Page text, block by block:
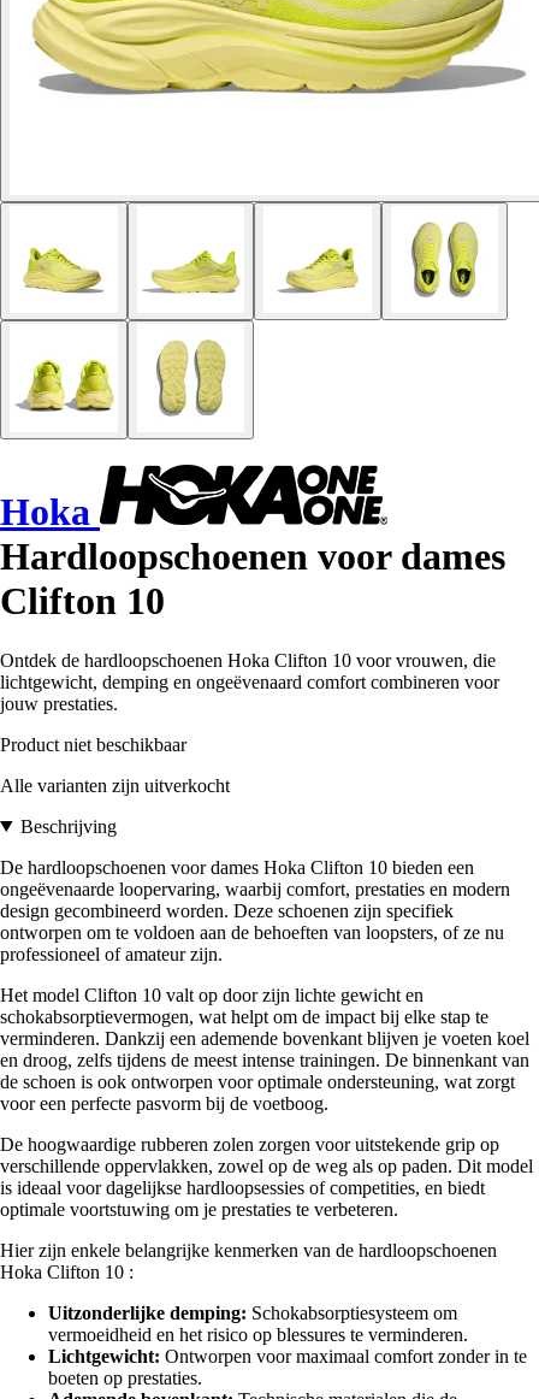
Hoka
Hardloopschoenen voor dames
Clifton 10
Ontdek de hardloopschoenen Hoka Clifton 10 voor vrouwen, die
lichtgewicht, demping en ongeëvenaard comfort combineren voor
jouw prestaties.
Product niet beschikbaar
Alle varianten zijn uitverkocht
Beschrijving
De hardloopschoenen voor dames Hoka Clifton 10 bieden een
ongeëvenaarde loopervaring, waarbij comfort, prestaties en modern
design gecombineerd worden. Deze schoenen zijn specifiek
ontworpen om te voldoen aan de behoeften van loopsters, of ze nu
professioneel of amateur zijn.
Het model Clifton 10 valt op door zijn lichte gewicht en
schokabsorptievermogen, wat helpt om de impact bij elke stap te
verminderen. Dankzij een ademende bovenkant blijven je voeten koel
en droog, zelfs tijdens de meest intense trainingen. De binnenkant van
de schoen is ook ontworpen voor optimale ondersteuning, wat zorgt
voor een perfecte pasvorm bij de voetboog.
De hoogwaardige rubberen zolen zorgen voor uitstekende grip op
verschillende oppervlakken, zowel op de weg als op paden. Dit model
is ideaal voor dagelijkse hardloopsessies of competities, en biedt
optimale voortstuwing om je prestaties te verbeteren.
Hier zijn enkele belangrijke kenmerken van de hardloopschoenen
Hoka Clifton 10 :
Uitzonderlijke demping: Schokabsorptiesysteem om
vermoeidheid en het risico op blessures te verminderen.
Lichtgewicht: Ontworpen voor maximaal comfort zonder in te
boeten op prestaties.